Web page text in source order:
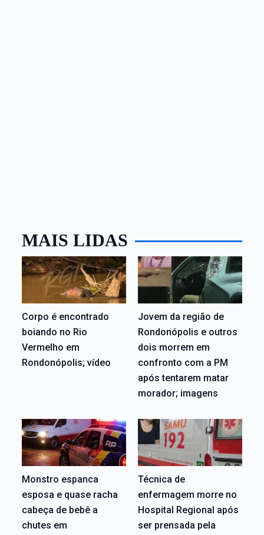
MAIS LIDAS
Corpo é encontrado
boiando no Rio
Vermelho em
Rondonópolis; vídeo
Jovem da região de
Rondonópolis e outros
dois morrem em
confronto com a PM
após tentarem matar
morador; imagens
Monstro espanca
esposa e quase racha
cabeça de bebê a
chutes em
Técnica de
enfermagem morre no
Hospital Regional após
ser prensada pela